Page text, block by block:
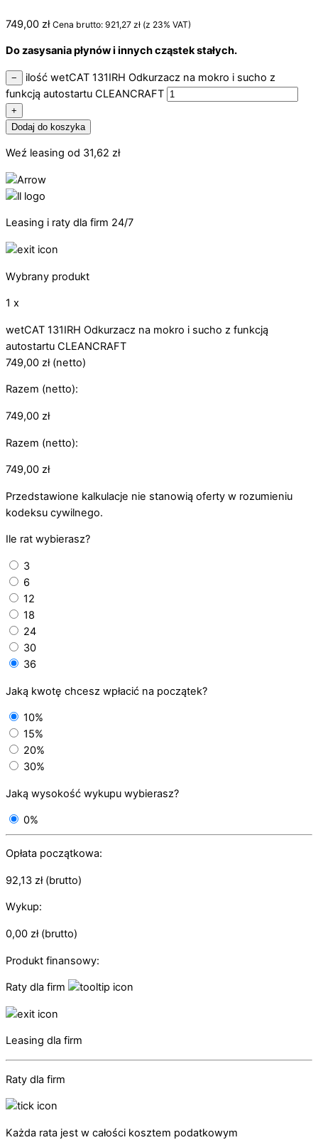
749,00 zł Cena brutto: 921,27 zł (z 23% VAT)
Do zasysania płynów i innych cząstek stałych.
−
ilość wetCAT 131IRH Odkurzacz na mokro i sucho z
funkcją autostartu CLEANCRAFT
+
Dodaj do koszyka
Weź leasing od 31,62 zł
Leasing i raty dla firm 24/7
Wybrany produkt
1 x
wetCAT 131IRH Odkurzacz na mokro i sucho z funkcją
autostartu CLEANCRAFT
749,00 zł(netto)
Razem (netto):
749,00 zł
Razem (netto):
749,00 zł
Przedstawione kalkulacje nie stanowią oferty w rozumieniu
kodeksu cywilnego.
Ile rat wybierasz?
3
6
12
18
24
30
36
Jaką kwotę chcesz wpłacić na początek?
10%
15%
20%
30%
Jaką wysokość wykupu wybierasz?
0%
Opłata początkowa:
92,13 zł(brutto)
Wykup:
0,00 zł(brutto)
Produkt finansowy:
Raty dla firm
Leasing dla firm
Raty dla firm
Każda rata jest w całości kosztem podatkowym